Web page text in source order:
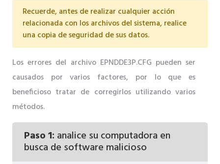
Recuerde, antes de realizar cualquier acción
relacionada con los archivos del sistema, realice
una copia de seguridad de sus datos.
Los errores del archivo EPNDDE3P.CFG pueden ser
causados ​​por varios factores, por lo que es
beneficioso tratar de corregirlos utilizando varios
métodos.
Paso 1: analice su computadora en
busca de software malicioso